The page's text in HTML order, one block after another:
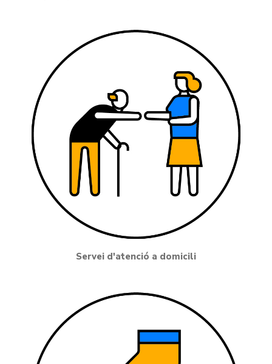
Servei d'atenció a domicili